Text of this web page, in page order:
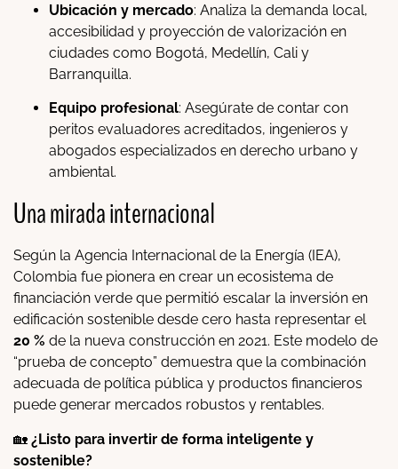
Ubicación y mercado: Analiza la demanda local,
accesibilidad y proyección de valorización en
ciudades como Bogotá, Medellín, Cali y
Barranquilla.
Equipo profesional: Asegúrate de contar con
peritos evaluadores acreditados, ingenieros y
abogados especializados en derecho urbano y
ambiental.
Una mirada internacional
Según la Agencia Internacional de la Energía (IEA),
Colombia fue pionera en crear un ecosistema de
financiación verde que permitió escalar la inversión en
edificación sostenible desde cero hasta representar el
20 % de la nueva construcción en 2021. Este modelo de
“prueba de concepto” demuestra que la combinación
adecuada de política pública y productos financieros
puede generar mercados robustos y rentables.
🏡 ¿Listo para invertir de forma inteligente y
sostenible?